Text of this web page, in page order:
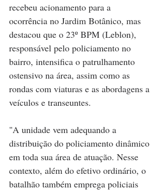
recebeu acionamento para a
ocorrência no Jardim Botânico, mas
destacou que o 23º BPM (Leblon),
responsável pelo policiamento no
bairro, intensifica o patrulhamento
ostensivo na área, assim como as
rondas com viaturas e as abordagens a
veículos e transeuntes.
"A unidade vem adequando a
distribuição do policiamento dinâmico
em toda sua área de atuação. Nesse
contexto, além do efetivo ordinário, o
batalhão também emprega policiais